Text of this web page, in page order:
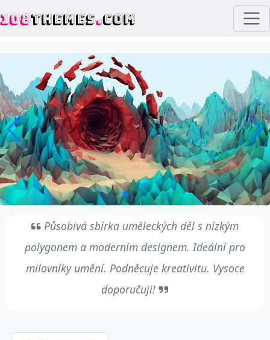
108THEMES.COM
Působivá sbírka uměleckých děl s nízkým
polygonem a moderním designem. Ideální pro
milovníky umění. Podněcuje kreativitu. Vysoce
doporučuji!